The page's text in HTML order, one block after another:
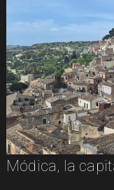
Módica, la